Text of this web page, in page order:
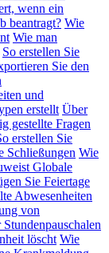
wenn ein
beantragt? Wie
Wie man
So erstellen Sie
Sie den
und
erstellt Über
gestellte Fragen
erstellen Sie
Schließungen Wie
Globale
Sie Feiertage
Abwesenheiten
von
löscht Wie